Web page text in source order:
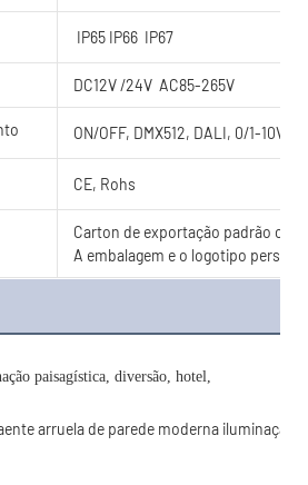
IP65 IP66 IP67
DC12V /24V AC85-265V
ON/OFF, DMX512, DALI, 0/1-10V,
CE, Rohs
Carton de exportação padrão
A embalagem e o logotipo
paisagística, diversão, hotel,